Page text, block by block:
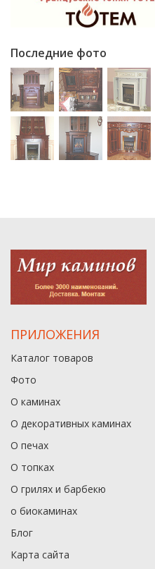
Последние фото
ПРИЛОЖЕНИЯ
Каталог товаров
Фото
О каминах
О декоративных каминах
О печах
О топках
О грилях и барбекю
о биокаминах
Блог
Карта сайта